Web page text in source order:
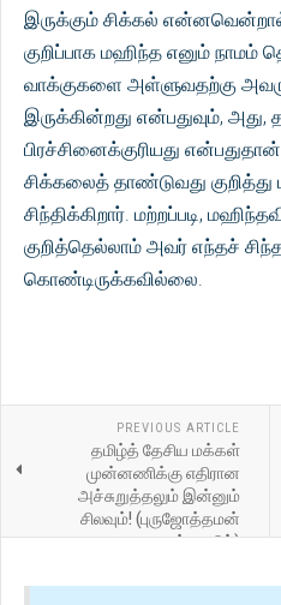
இருக்கும் சிக்கல்
குறிப்பாக மஹிந்த எனும்
வாக்குகளை அள்ளுவதற்கு
இருக்கின்றது என்பதுவும், அது,
பிரச்சினைக்குரியது
சிக்கலைத் தாண்டுவது குறித்து
சிந்திக்கிறார். மற்றப்படி,
குறித்தெல்லாம் அவர் எந்தச்
கொண்டிருக்கவில்லை.
PREVIOUS ARTICLE
தமிழ்த் தேசிய மக்கள்
முன்னணிக்கு எதிரான
அச்சுறுத்தலும் இன்னும்
சிலவும்! (புருஜோத்தமன்
தங்கமயில்)